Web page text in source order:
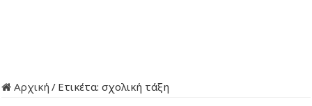
Αρχική / Ετικέτα:σχολική τάξη